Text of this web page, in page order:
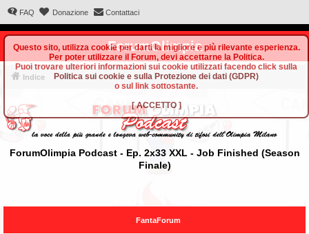
FAQ Donazione Contattaci
ForumOlimpia
Indice
ForumOlimpia Podcast - Ep. 2x33 XXL - Job Finished (Season
Finale)
FantaForum
Questo sito, utilizza cookie per darti la migliore e più rilevante esperienza.
Per poter utilizzare il Forum, devi accettarne la Politica.
Puoi trovare ulteriori informazioni sui cookie utilizzati facendo click sulla
Politica sui cookie e sulla Protezione dei dati (GDPR)
o sul link sottostante.
[ACCETTO]